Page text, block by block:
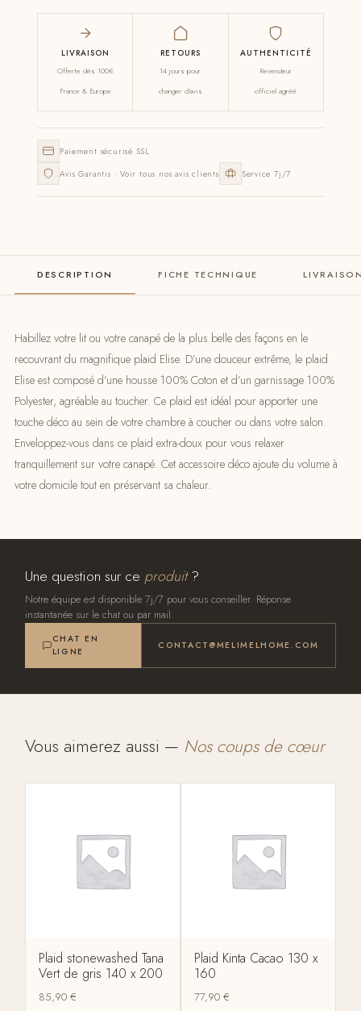
LIVRAISON
Offerte dès 100€
France & Europe
RETOURS
14 jours pour
changer d'avis
AUTHENTICITÉ
Revendeur
officiel agréé
Paiement sécurisé SSL
Avis Garantis · Voir tous nos avis clients
Service 7j/7
DESCRIPTION FICHE TECHNIQUE
Habillez votre lit ou votre canapé de la plus belle des façons en le
recouvrant du magnifique plaid Elise. D’une douceur extrême, le plaid
Elise est composé d’une housse 100% Coton et d’un garnissage 100%
Polyester, agréable au toucher. Ce plaid est idéal pour apporter une
touche déco au sein de votre chambre à coucher ou dans votre salon.
Enveloppez-vous dans ce plaid extra-doux pour vous relaxer
tranquillement sur votre canapé. Cet accessoire déco ajoute du volume à
votre domicile tout en préservant sa chaleur.
Une question sur ce produit?
Notre équipe est disponible 7j/7 pour vous conseiller. Réponse
instantanée sur le chat ou par mail.
CHAT EN
LIGNE
CONTACT@MELIMELHOME.COM
Vous aimerez aussi — Nos coups de cœur
Plaid stonewashed Tana
Vert de gris 140 x 200
85,90€
Plaid Kinta Cacao 130 x
160
77,90 €